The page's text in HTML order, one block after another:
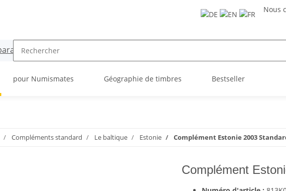
Nous
pour Numismates Géographie de timbres Bestseller
Compléments standard Le baltique Estonie Complément Estonie 2003
Complément